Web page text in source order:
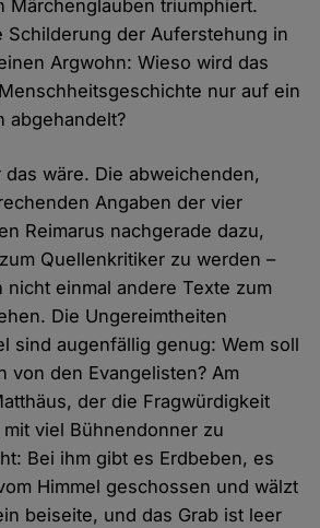
Märchenglauben triumphiert.
Schilderung der Auferstehung in
Argwohn: Wieso wird das
nur auf ein
abgehandelt?
wäre. Die abweichenden,
Angaben der vier
Reimarus nachgerade dazu,
Quellenkritiker zu werden –
nicht einmal andere Texte zum
Die Ungereimtheiten
sind augenfällig genug: Wem soll
von den Evangelisten? Am
der die Fragwürdigkeit
viel Bühnendonner zu
Bei ihm gibt es Erdbeben, es
Himmel geschossen und wälzt
beiseite, und das Grab ist leer